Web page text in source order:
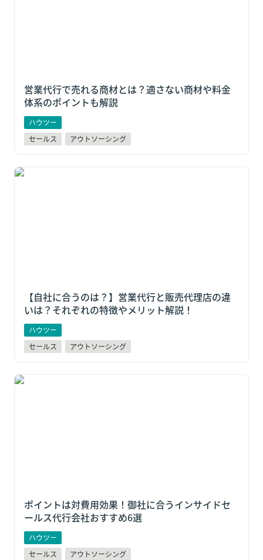
営業代行で売れる商材とは？適さない商材や料金
体系のポイントも解説
ハウツー
セールス
アウトソーシング
【自社に合うのは？】営業代行と販売代理店の違い
【自社に合うのは？】営業代行と販売代理店の違
いは？それぞれの特徴やメリット解説！
ハウツー
セールス
アウトソーシング
ポイントは対費用効果！御社に合うインサイドセール
ポイントは対費用効果！御社に合うインサイドセ
ールス代行会社おすすめ6選
ハウツー
セールス
アウトソーシング